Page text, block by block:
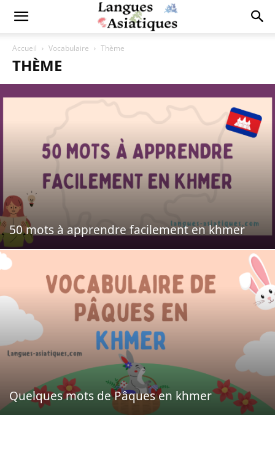
Accueil Vocabulaire Thème
THÈME
50 mots à apprendre facilement en khmer
Quelques mots de Pâques en khmer